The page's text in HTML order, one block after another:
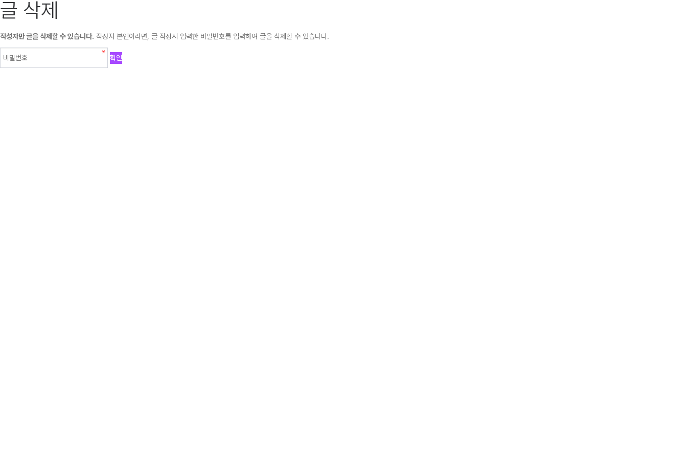
글 삭제
작성자만 글을 삭제할 수 있습니다. 작성자 본인이라면, 글 작성시 입력한 비밀번호를 입력하여 글을 삭제할 수 있습니다.